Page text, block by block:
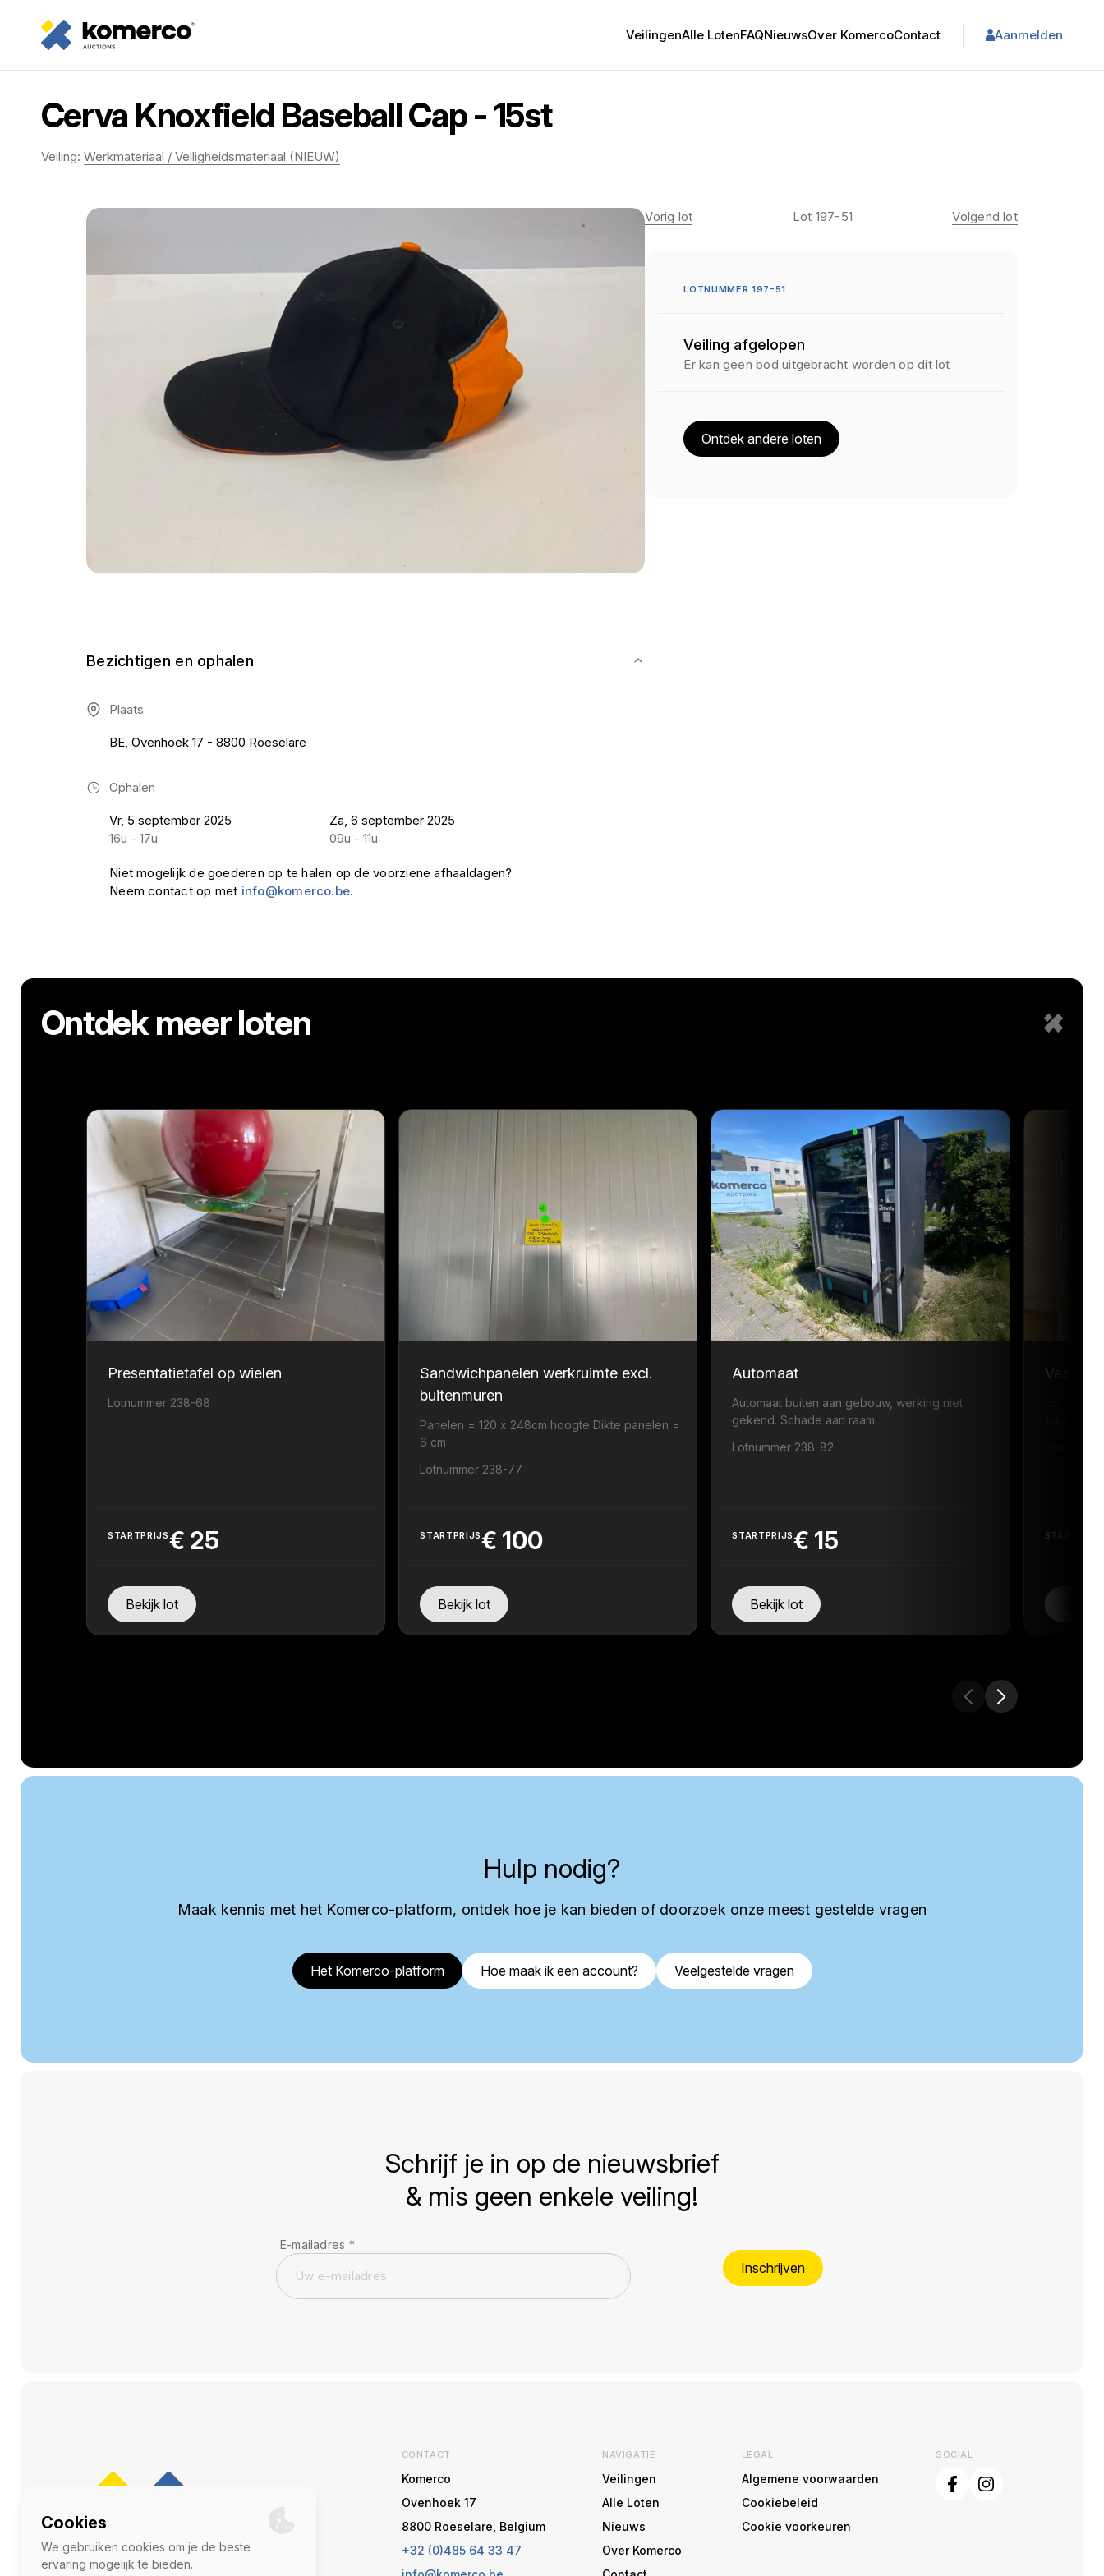
VeilingenAlle LotenFAQNieuwsOver KomercoContact Aanmelden
Cerva Knoxfield Baseball Cap - 15st
Veiling: Werkmateriaal / Veiligheidsmateriaal (NIEUW)
Bezichtigen en ophalen
Plaats
BE, Ovenhoek 17 - 8800 Roeselare
Ophalen
Vr, 5 september 2025
16u - 17u
Za, 6 september 2025
09u - 11u
Niet mogelijk de goederen op te halen op de voorziene afhaaldagen?
Neem contact op met info@komerco.be.
Vorig lot Lot 197-51 Volgend lot
LOTNUMMER 197-51
Veiling afgelopen
Er kan geen bod uitgebracht worden op dit lot
Ontdek andere loten
Ontdek meer loten
Presentatietafel op wielen
Lotnummer 238-68
STARTPRIJS€ 25
Bekijk lot
Sandwichpanelen werkruimte excl.
buitenmuren
Panelen = 120 x 248cm hoogte Dikte panelen =
6 cm
Lotnummer 238-77
STARTPRIJS€ 100
Bekijk lot
Automaat
Automaat buiten aan gebouw, werking niet
gekend. Schade aan raam.
Lotnummer 238-82
STARTPRIJS€ 15
Bekijk lot
Vast
Hulp nodig?
Maak kennis met het Komerco-platform, ontdek hoe je kan bieden of doorzoek onze meest gestelde vragen
Het Komerco-platform Hoe maak ik een account? Veelgestelde vragen
Schrijf je in op de nieuwsbrief
& mis geen enkele veiling!
E-mailadres *
Inschrijven
CONTACT
Komerco
Ovenhoek 17
8800 Roeselare, Belgium
+32 (0)485 64 33 47
NAVIGATIE
Veilingen
Alle Loten
Nieuws
Over Komerco
LEGAL
Algemene voorwaarden
Cookiebeleid
Cookie voorkeuren
SOCIAL